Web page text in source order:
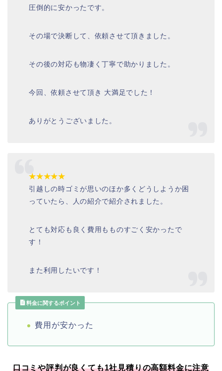
圧倒的に安かったです。
その場で決断して、依頼させて頂きました。
その後の対応も物凄く丁寧で助かりました。
今回、依頼させて頂き 大満足でした！
ありがとうございました。
★★★★★
引越しの時ゴミが思いのほか多くどうしようか困
っていたら、人の紹介で紹介されました。
とても対応も良く費用もものすごく安かったで
す！
また利用したいです！
料金に関するポイント
費用が安かった
口コミや評判が良くても1社見積りの高額料金に注意